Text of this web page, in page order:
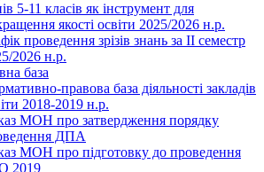
5-11 класів як інструмент для
якості освіти 2025/2026 н.р.
проведення зрізів знань за ІІ семестр
2026 н.р.
база
правова база діяльності закладів
2018-2019 н.р.
МОН про затвердження порядку
ДПА
МОН про підготовку до проведення
2019